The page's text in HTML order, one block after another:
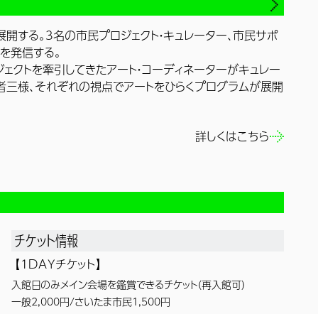
する。3名の市民プロジェクト・キュレーター、市民サポ
発信する。
クトを牽引してきたアート・コーディネーターがキュレー
様、それぞれの視点でアートをひらくプログラムが展開
詳しくはこちら
チケット情報
【1DAYチケット】
入館日のみメイン会場を鑑賞できるチケット（再入館可）
一般2,000円/さいたま市民1,500円